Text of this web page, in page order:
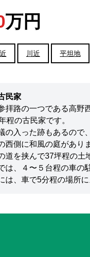
万円
川近 平坦地
民家
拝路の一つである高野
程の古民家です。
の入った跡もあるので
西側に和風の庭があり
道を挟んで37坪程の土
は、４〜５台程の車の
は、車で5分程の場所